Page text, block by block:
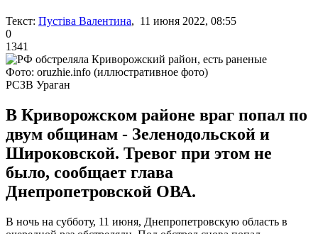
Текст: Пустіва Валентина, 11 июня 2022, 08:55
0
1341
Фото: oruzhie.info (иллюстративное фото)
РСЗВ Ураган
В Криворожском районе враг попал по
двум общинам - Зеленодольской и
Широковской. Тревог при этом не
было, сообщает глава
Днепропетровской ОВА.
В ночь на субботу, 11 июня, Днепропетровскую область в